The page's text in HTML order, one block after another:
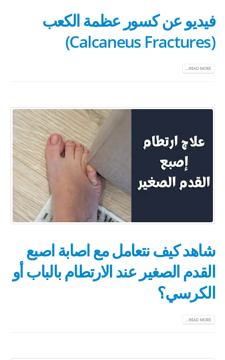
فيديو عن كسور عظمة الكعب
(Calcaneus Fractures)
READ MORE...
شاهد كيف نتعامل مع اصابة اصبع
القدم الصغير عند الارتطام بالباب أو
الكرسي؟
READ MORE...